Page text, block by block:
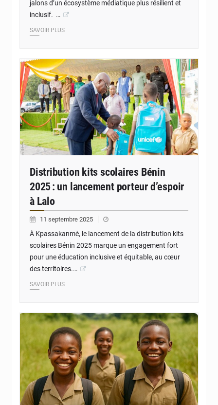
jalons d’un écosystème médiatique plus résilient et
inclusif. …
SAVOIR PLUS
Distribution kits scolaires Bénin
2025 : un lancement porteur d’espoir
à Lalo
11 septembre 2025
À Kpassakanmè, le lancement de la distribution kits
scolaires Bénin 2025 marque un engagement fort
pour une éducation inclusive et équitable, au cœur
des territoires.…
SAVOIR PLUS